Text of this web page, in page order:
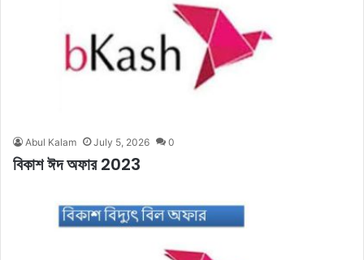
Abul Kalam July 5, 2026 0
বিকাশ ঈদ অফার 2023